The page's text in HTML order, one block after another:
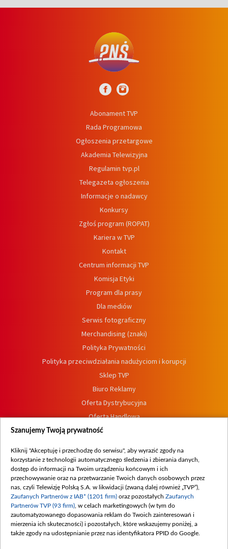
Abonament TVP
Rada Programowa
Ogłoszenia przetargowe
Akademia Telewizyjna
Regulamin tvp.pl
Telegazeta ogłoszenia
Informacje o nadawcy
Konkursy
Zgłoś program (ROPAT)
Kariera w TVP
Kontakt
Centrum informacji TVP
Komisja Etyki
Program dla prasy
Dla mediów
Serwis fotograficzny
Merchandising (znaki)
Polityka Prywatności
Polityka przeciwdziałania nadużyciom i korupcji
Sklep TVP
Biuro Reklamy
Oferta Dystrybucyjna
Oferta Handlowa
Dostępność
Procedura zgłoszeń wewnętrznych
Szanujemy Twoją prywatność
Kliknij "Akceptuję i przechodzę do serwisu", aby wyrazić zgody na
korzystanie z technologii automatycznego śledzenia i zbierania danych,
dostęp do informacji na Twoim urządzeniu końcowym i ich
przechowywanie oraz na przetwarzanie Twoich danych osobowych przez
nas, czyli Telewizję Polską S.A. w likwidacji (zwaną dalej również „TVP”),
Zaufanych Partnerów z IAB* (1201 firm) oraz pozostałych Zaufanych
Partnerów TVP (93 firm) , w celach marketingowych (w tym do
zautomatyzowanego dopasowania reklam do Twoich zainteresowań i
mierzenia ich skuteczności) i pozostałych, które wskazujemy poniżej, a
także zgody na udostępnianie przez nas identyfikatora PPID do Google.